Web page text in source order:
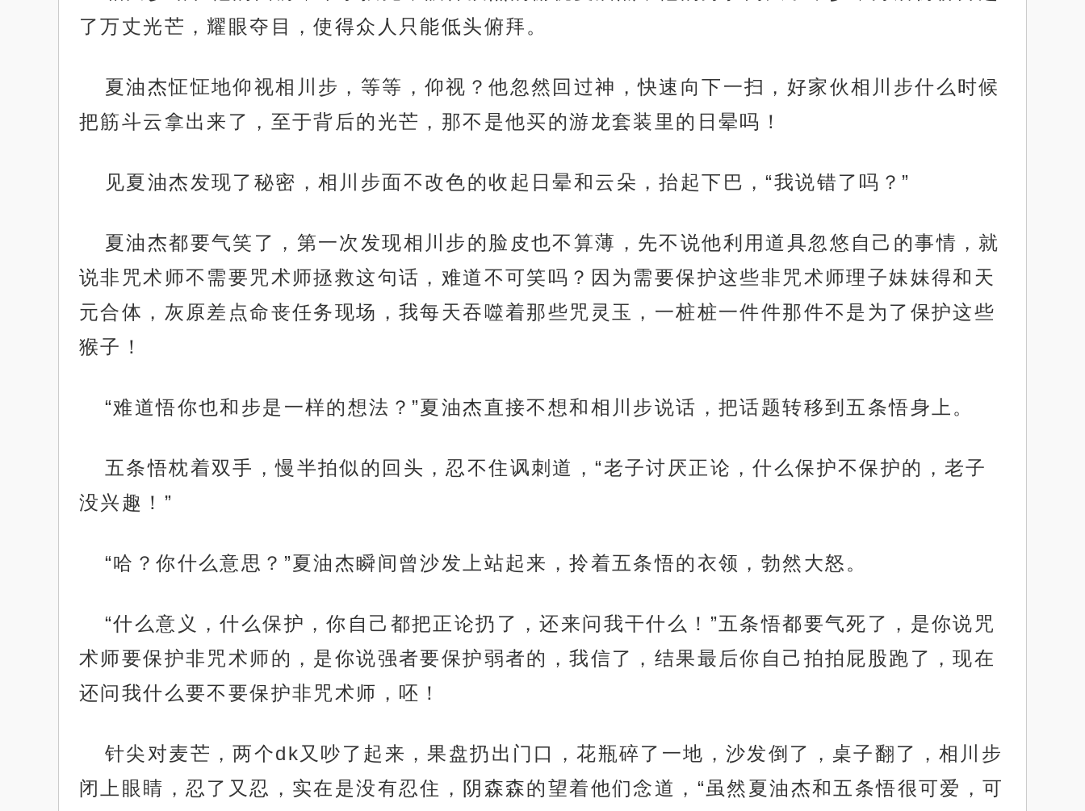
了万丈光芒，耀眼夺目，使得众人只能低头俯拜。
夏油杰怔怔地仰视相川步，等等，仰视？他忽然回过神，快速向下一扫，好家伙相川步什么时候
把筋斗云拿出来了，至于背后的光芒，那不是他买的游龙套装里的日晕吗！
见夏油杰发现了秘密，相川步面不改色的收起日晕和云朵，抬起下巴，“我说错了吗？”
夏油杰都要气笑了，第一次发现相川步的脸皮也不算薄，先不说他利用道具忽悠自己的事情，就
说非咒术师不需要咒术师拯救这句话，难道不可笑吗？因为需要保护这些非咒术师理子妹妹得和天
元合体，灰原差点命丧任务现场，我每天吞噬着那些咒灵玉，一桩桩一件件那件不是为了保护这些
猴子！
“难道悟你也和步是一样的想法？”夏油杰直接不想和相川步说话，把话题转移到五条悟身上。
五条悟枕着双手，慢半拍似的回头，忍不住讽刺道，“老子讨厌正论，什么保护不保护的，老子
没兴趣！”
“哈？你什么意思？”夏油杰瞬间曾沙发上站起来，拎着五条悟的衣领，勃然大怒。
“什么意义，什么保护，你自己都把正论扔了，还来问我干什么！”五条悟都要气死了，是你说咒
术师要保护非咒术师的，是你说强者要保护弱者的，我信了，结果最后你自己拍拍屁股跑了，现在
还问我什么要不要保护非咒术师，呸！
针尖对麦芒，两个dk又吵了起来，果盘扔出门口，花瓶碎了一地，沙发倒了，桌子翻了，相川步
闭上眼睛，忍了又忍，实在是没有忍住，阴森森的望着他们念道，“虽然夏油杰和五条悟很可爱，可